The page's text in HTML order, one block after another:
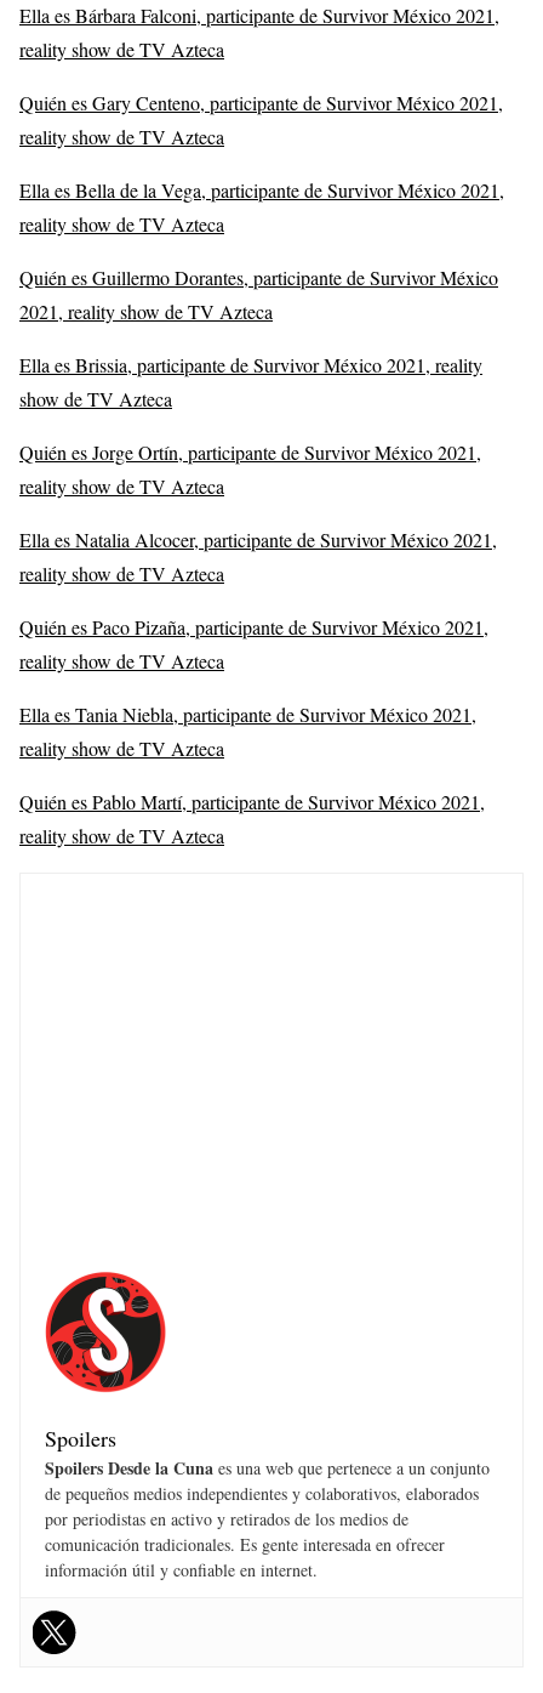
Ella es Bárbara Falconi, participante de Survivor México 2021,
reality show de TV Azteca
Quién es Gary Centeno, participante de Survivor México 2021,
reality show de TV Azteca
Ella es Bella de la Vega, participante de Survivor México 2021,
reality show de TV Azteca
Quién es Guillermo Dorantes, participante de Survivor México
2021, reality show de TV Azteca
Ella es Brissia, participante de Survivor México 2021, reality
show de TV Azteca
Quién es Jorge Ortín, participante de Survivor México 2021,
reality show de TV Azteca
Ella es Natalia Alcocer, participante de Survivor México 2021,
reality show de TV Azteca
Quién es Paco Pizaña, participante de Survivor México 2021,
reality show de TV Azteca
Ella es Tania Niebla, participante de Survivor México 2021,
reality show de TV Azteca
Quién es Pablo Martí, participante de Survivor México 2021,
reality show de TV Azteca
Spoilers
Spoilers Desde la Cuna es una web que pertenece a un conjunto
de pequeños medios independientes y colaborativos, elaborados
por periodistas en activo y retirados de los medios de
comunicación tradicionales. Es gente interesada en ofrecer
información útil y confiable en internet.